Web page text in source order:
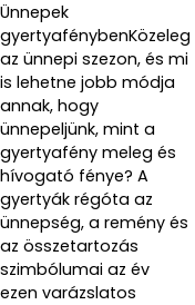
Ünnepek
gyertyafénybenKözeleg
az ünnepi szezon, és mi
is lehetne jobb módja
annak, hogy
ünnepeljünk, mint a
gyertyafény meleg és
hívogató fénye? A
gyertyák régóta az
ünnepség, a remény és
az összetartozás
szimbólumai az év
ezen varázslatos